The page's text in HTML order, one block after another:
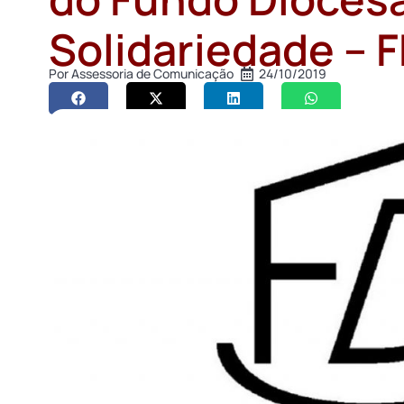
Solidariedade –
PorAssessoria de Comunicação 24/10/2019